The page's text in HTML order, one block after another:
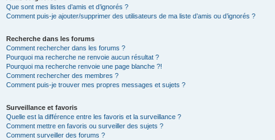
Que sont mes listes d’amis et d’ignorés ?
Comment puis-je ajouter/supprimer des utilisateurs de ma liste d’amis ou d’ignorés ?
Recherche dans les forums
Comment rechercher dans les forums ?
Pourquoi ma recherche ne renvoie aucun résultat ?
Pourquoi ma recherche renvoie une page blanche ?!
Comment rechercher des membres ?
Comment puis-je trouver mes propres messages et sujets ?
Surveillance et favoris
Quelle est la différence entre les favoris et la surveillance ?
Comment mettre en favoris ou surveiller des sujets ?
Comment surveiller des forums ?